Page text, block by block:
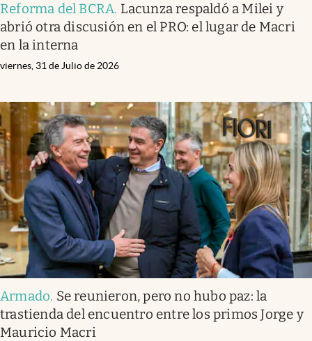
Reforma del BCRA. Lacunza respaldó a Milei y
abrió otra discusión en el PRO: el lugar de Macri
en la interna
viernes, 31 de Julio de 2026
Armado. Se reunieron, pero no hubo paz: la
trastienda del encuentro entre los primos Jorge y
Mauricio Macri